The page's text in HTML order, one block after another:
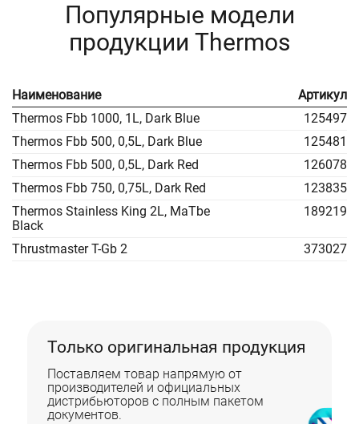
Популярные модели
продукции Thermos
Наименование
Артикул
Thermos Fbb 1000, 1L, Dark Blue
125497
Thermos Fbb 500, 0,5L, Dark Blue
125481
Thermos Fbb 500, 0,5L, Dark Red
126078
Thermos Fbb 750, 0,75L, Dark Red
123835
Thermos Stainless King 2L, MaTbe
Black
189219
Thrustmaster T-Gb 2 373027
Только оригинальная продукция
Поставляем товар напрямую от
производителей и официальных
дистрибьюторов с полным пакетом
документов.